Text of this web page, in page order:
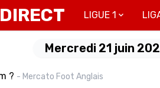
LIGUE 1
Mercredi 21 juin
? - Mercato Foot Anglais